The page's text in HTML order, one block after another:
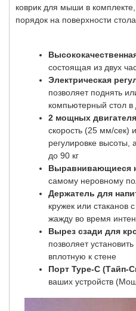
коврик для мыши в
порядок на поверхности стола
состоящая из двух
Электрическая
позволяет поднять
компьютерный стол
2 мощных
скорость (25 мм/сек)
регулировке высоты,
до 90 кг
Выравнивающиеся
самому неровному
Держатель для
кружек или стаканов
жажду во время
Вырез сзади для
позволяет
вплотную к стене
Порт Type-C (Тайп-
ваших устройств